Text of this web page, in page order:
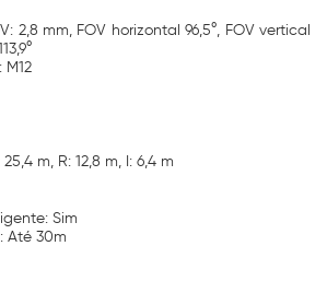
2,8 mm, FOV horizontal 96,5°, FOV vertical
m, R: 12,8 m, I: 6,4 m
Sim
Até 30m